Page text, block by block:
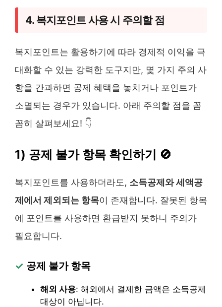
4. 복지포인트 사용 시 주의할 점
복지포인트는 활용하기에 따라 경제적 이익을 극
대화할 수 있는 강력한 도구지만, 몇 가지 주의 사
항을 간과하면 공제 혜택을 놓치거나 포인트가
소멸되는 경우가 있습니다. 아래 주의할 점을 꼼
꼼히 살펴보세요! 👇
1) 공제 불가 항목 확인하기 🚫
복지포인트를 사용하더라도, 소득공제와 세액공
제에서 제외되는 항목이 존재합니다. 잘못된 항목
에 포인트를 사용하면 환급받지 못하니 주의가
필요합니다.
✓ 공제 불가 항목
해외 사용: 해외에서 결제한 금액은 소득공제
대상이 아닙니다.